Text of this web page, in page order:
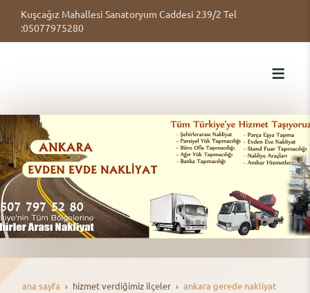
Kuşcağız Mahallesi Sanatoryum Caddesi 239/2 Tel
:05077975280
ana sayfa hi̇zmet verdi̇ği̇mi̇z i̇lçeler ankara gerede nakliyat